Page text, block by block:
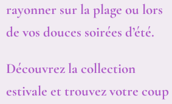
rayonner sur la plage ou lors
de vos douces soirées d’été.
Découvrez la collection
estivale et trouvez votre coup